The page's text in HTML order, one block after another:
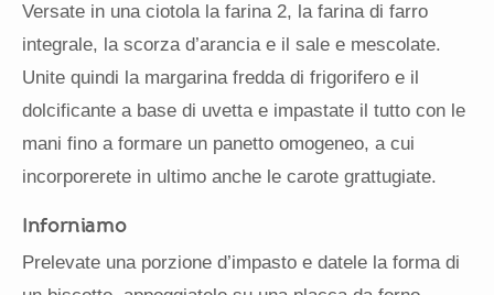
Versate in una ciotola la farina 2, la farina di farro
integrale, la scorza d’arancia e il sale e mescolate.
Unite quindi la margarina fredda di frigorifero e il
dolcificante a base di uvetta e impastate il tutto con le
mani fino a formare un panetto omogeneo, a cui
incorporerete in ultimo anche le carote grattugiate.
Inforniamo
Prelevate una porzione d’impasto e datele la forma di